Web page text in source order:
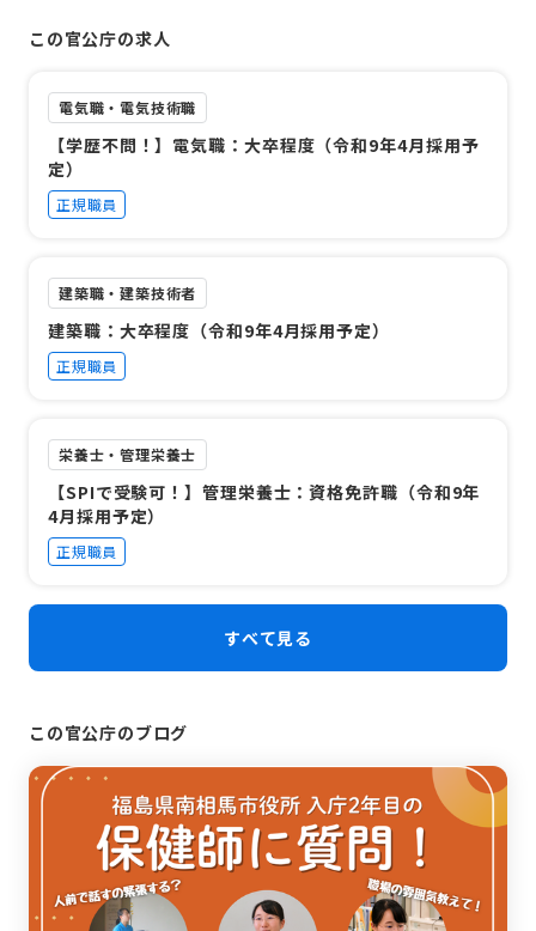
この官公庁の求人
電気職・電気技術職
【学歴不問！】電気職：大卒程度（令和9年4月採用予
定）
正規職員
建築職・建築技術者
建築職：大卒程度（令和9年4月採用予定）
正規職員
栄養士・管理栄養士
【SPIで受験可！】管理栄養士：資格免許職（令和9年
4月採用予定）
正規職員
すべて見る
この官公庁のブログ